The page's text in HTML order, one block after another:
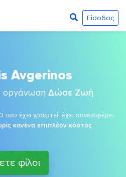
Είσοδος
Avgerinos
οργάνωση Δώσε Ζωή
έχει γραφτεί, έχει συνεισφέρει
κανένα επιπλέον κόστος
φίλοι